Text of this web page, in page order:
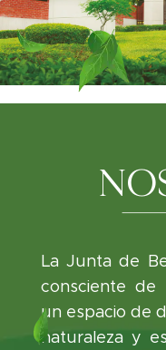
La Junta de
consciente de
un espacio de
naturaleza y